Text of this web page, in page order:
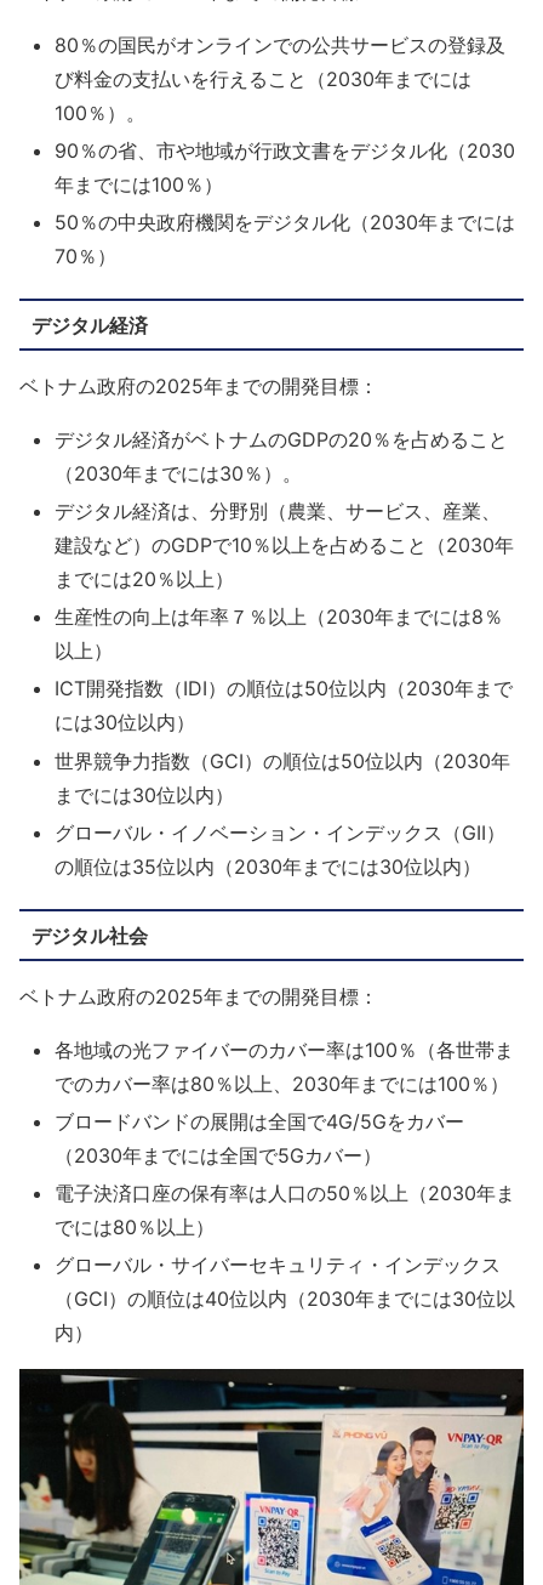
80％の国民がオンラインでの公共サービスの登録及
び料金の支払いを行えること（2030年までには
100％）。
90％の省、市や地域が行政文書をデジタル化（2030
年までには100％）
50％の中央政府機関をデジタル化（2030年までには
70％）
デジタル経済
ベトナム政府の2025年までの開発目標：
デジタル経済がベトナムのGDPの20％を占めること
（2030年までには30％）。
デジタル経済は、分野別（農業、サービス、産業、
建設など）のGDPで10％以上を占めること（2030年
までには20％以上）
生産性の向上は年率７％以上（2030年までには8％
以上）
ICT開発指数（IDI）の順位は50位以内（2030年まで
には30位以内）
世界競争力指数（GCI）の順位は50位以内（2030年
までには30位以内）
グローバル・イノベーション・インデックス（GII）
の順位は35位以内（2030年までには30位以内）
デジタル社会
ベトナム政府の2025年までの開発目標：
各地域の光ファイバーのカバー率は100％（各世帯ま
でのカバー率は80％以上、2030年までには100％）
ブロードバンドの展開は全国で4G/5Gをカバー
（2030年までには全国で5Gカバー）
電子決済口座の保有率は人口の50％以上（2030年ま
でには80％以上）
グローバル・サイバーセキュリティ・インデックス
（GCI）の順位は40位以内（2030年までには30位以
内）